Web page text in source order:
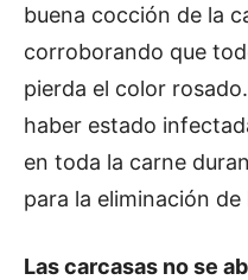
buena cocción de la
corroborando que
pierda el color
haber estado
en toda la carne
para la eliminación de
Las carcasas no se